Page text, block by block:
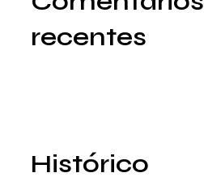
recentes
Histórico